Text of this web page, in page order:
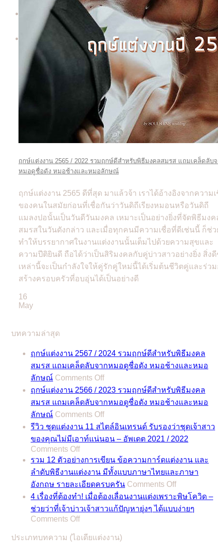
Search
for:
ฤกษ์แต่งงาน 2565 / 2022 รวมฤกษ์ดีสำหรับพิธีมงคลสมรส แถมเคล็ดลับ
หมอดูชื่อดัง หมอช้างและหมอลักษณ์
ฤกษ์แต่งงาน 2565 ดีที่สุด มาแล้วจ้า เราได้อ้างอิงจากความ
ของคนในสมัยก่อนที่เชื่อกันว่าวันดิถีเรียงหมอนหรือวันดิถี
แมลงปอนั้นเป็นวันดีวันมงคล เหมาะเป็นอย่างยิ่งที่จัดพิธีมงค
สมรสในวันดังกล่าว และเมื่อทุกคนมีความเชื่อที่ดีเช่นนี้ ก็ช่ว
ทำให้บรรยากาศในงานแต่งงานนั้นเต็มไปด้วยความสุขและ
ความปีติยินดี ถือได้ว่าเป็นสิริมงคลกับคู่บ่าวสาวอย่างยิ่ง สิ่งดี
เหล่านี้จะเป็นกำลังใจให้คู่รักคู่ใหม่นี้ได้เริ่มต้นชีวิตคู่และร่ว
สร้างครอบครัวที่อบอุ่นได้เป็นอย่างดี
16
May
บทความล่าสุด
ฤกษ์แต่งงาน 2567 / 2024 รวมฤกษ์ดีสำหรับพิธีมงคล
สมรส แถมเคล็ดลับจากหมอดูชื่อดัง หมอช้างและหมอ
ลักษณ์ Comments Offon
ฤกษ์
แต่งงาน
2567
2024
รวม
ดี
สำหรับ
พิธี
มงคล
สมรส
เคล็ด
ฤกษ์แต่งงาน 2566 / 2023 รวมฤกษ์ดีสำหรับพิธีมงคล
สมรส แถมเคล็ดลับจากหมอดูชื่อดัง หมอช้างและหมอ
ลักษณ์ Comments Offon
ฤกษ์
แต่งงาน
2566
/
2023
รวม
ฤกษ์
ดี
สำหรับ
มงคล
รีวิว ชุดแต่งงาน 11 สไตล์อินเทรนด์ รับรองว่าชุดเจ้าสาว
ของคุณไม่มีเอาท์แน่นอน – อัพเดต 2021 / 2022
Comments Offon
รีวิว
ชุด
แต่งงาน
11
สไตล์
อิน
รนด์
รวม 12 ตัวอย่างการเขียน ข้อความการ์ดแต่งงาน และ
ลำดับพิธีงานแต่งงาน มีทั้งแบบภาษาไทยและภาษา
อังกฤษ รายละเอียดครบครัน Comments Offon
รวม
12
ตัวอย่าง
4 เรื่องที่ต้องทำ! เมื่อต้องเลื่อนงานแต่งเพราะพิษโควิด –
ช่วยว่าที่เจ้าบ่าวเจ้าสาวแก้ปัญหายุ่งๆ ได้แบบง่ายๆ
Comments Offon
เรื่อง
ประเภทบทความ (ไอเดียแต่งงาน)